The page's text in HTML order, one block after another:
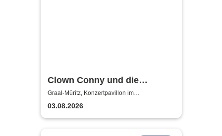
Clown Conny und die
Flaschenpost |
Kindermitspielstück
Graal-Müritz, Konzertpavillon im
Rhododendronpark Graal-Müritz
03.08.2026